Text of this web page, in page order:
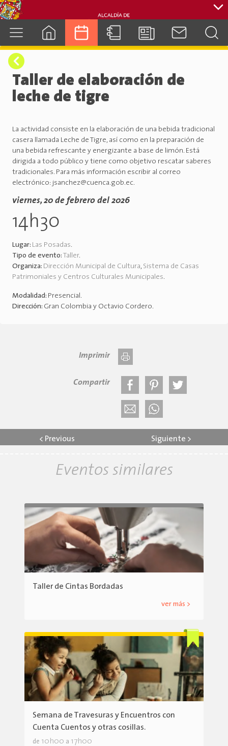
Taller de elaboración de
leche de tigre
La actividad consiste en la elaboración de una bebida tradicional
casera llamada Leche de Tigre, así como en la preparación de
una bebida refrescante y energizante a base de limón. Está
dirigida a todo público y tiene como objetivo rescatar saberes
tradicionales. Para más información escribir al correo
electrónico: jsanchez@cuenca.gob.ec.
viernes, 20 de febrero del 2026
14h30
Lugar: Las Posadas.
Tipo de evento: Taller.
Organiza: Dirección Municipal de Cultura, Sistema de Casas
Patrimoniales y Centros Culturales Municipales.
Modalidad: Presencial.
Dirección: Gran Colombia y Octavio Cordero.
Imprimir
Compartir
< Previous Siguiente >
Eventos similares
Taller de Cintas Bordadas
ver más >
Semana de Travesuras y Encuentros con
Cuenta Cuentos y otras cosillas.
de 10h00 a 17h00